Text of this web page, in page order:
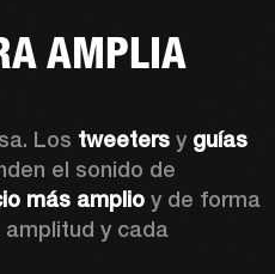
AMPLIA
Los tweeters y guías
el sonido de
más amplio y de forma
amplitud y cada